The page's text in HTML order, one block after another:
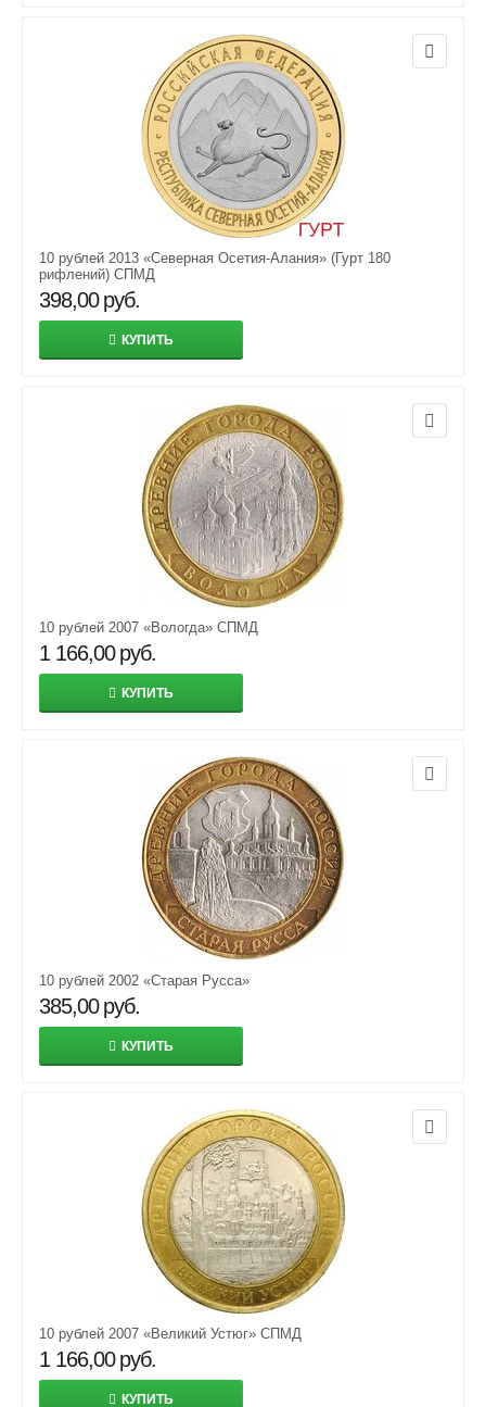
10 рублей 2013 «Северная Осетия-Алания» (Гурт 180
рифлений) СПМД
398,00 руб.
КУПИТЬ
10 рублей 2007 «Вологда» СПМД
1 166,00 руб.
КУПИТЬ
10 рублей 2002 «Старая Русса»
385,00 руб.
КУПИТЬ
10 рублей 2007 «Великий Устюг» СПМД
1 166,00 руб.
КУПИТЬ